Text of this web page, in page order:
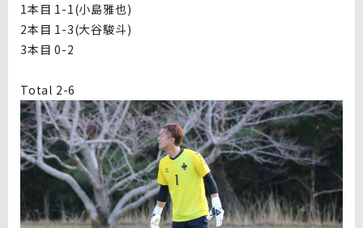
1本目 1-1(小島雅也)
2本目 1-3(大谷駿斗)
3本目 0-2
Total 2-6